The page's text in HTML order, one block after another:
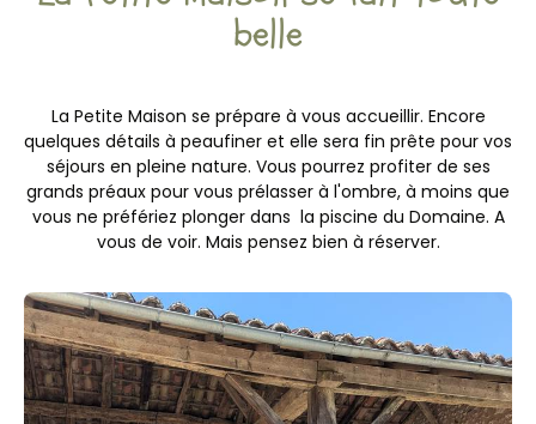
belle
La Petite Maison se prépare à vous accueillir. Encore
quelques détails à peaufiner et elle sera fin prête pour vos
séjours en pleine nature. Vous pourrez profiter de ses
grands préaux pour vous prélasser à l'ombre, à moins que
vous ne préfériez plonger dans la piscine du Domaine. A
vous de voir. Mais pensez bien à réserver.